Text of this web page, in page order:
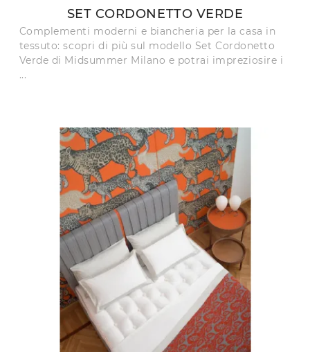
SET CORDONETTO VERDE
Complementi moderni e biancheria per la casa in
tessuto: scopri di più sul modello Set Cordonetto
Verde di Midsummer Milano e potrai impreziosire i
...